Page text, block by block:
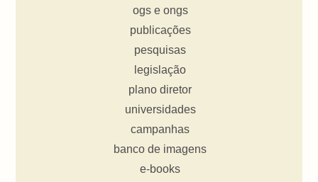
ogs e ongs
publicações
pesquisas
legislação
plano diretor
universidades
campanhas
banco de imagens
e-books